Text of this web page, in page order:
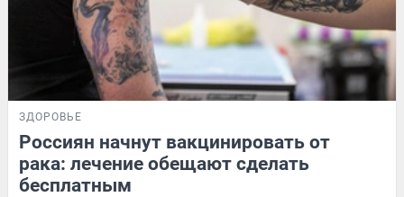
ЗДОРОВЬЕ
Россиян начнут вакцинировать от
рака: лечение обещают сделать
бесплатным